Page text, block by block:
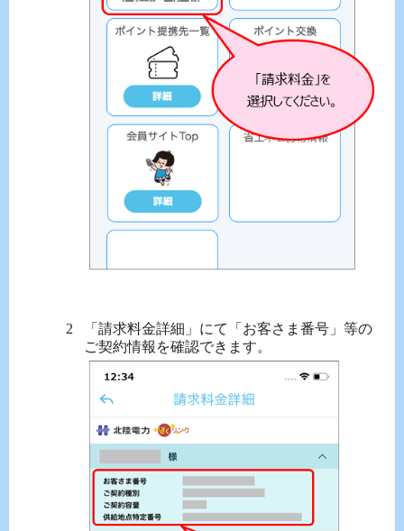
「請求料金詳細」にて「お客さま番号」等の
ご契約情報を確認できます。